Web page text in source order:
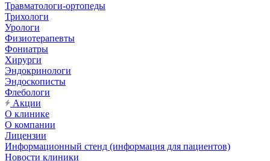
Травматологи-ортопеды
Трихологи
Урологи
Физиотерапевты
Фониатры
Хирурги
Эндокринологи
Эндоскописты
Флебологи
Акции
О клинике
О компании
Лицензии
Информационный стенд (информация для пациентов)
Новости клиники